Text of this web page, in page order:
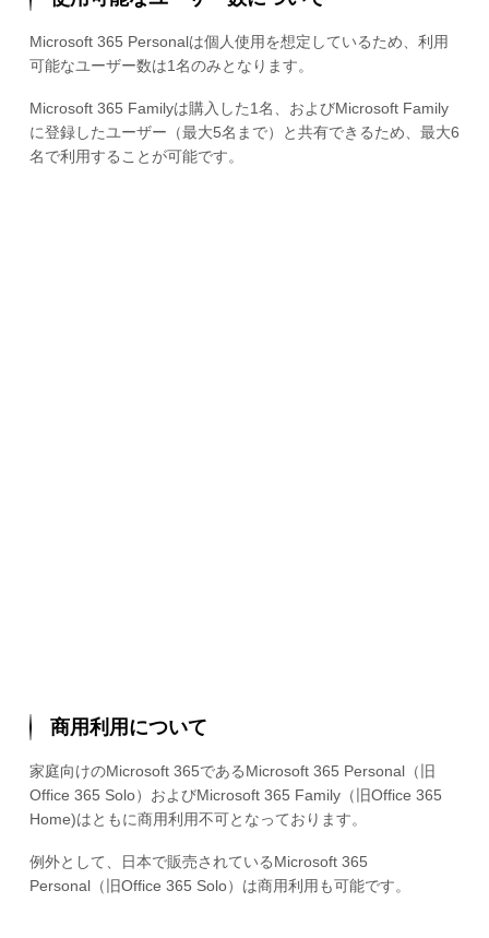
Microsoft 365 Personalは個人使用を想定しているため、利用
可能なユーザー数は1名のみとなります。
Microsoft 365 Familyは購入した1名、およびMicrosoft Family
に登録したユーザー（最大5名まで）と共有できるため、最大6
名で利用することが可能です。
商用利用について
家庭向けのMicrosoft 365であるMicrosoft 365 Personal（旧
Office 365 Solo）およびMicrosoft 365 Family（旧Office 365
Home)はともに商用利用不可となっております。
例外として、日本で販売されているMicrosoft 365
Personal（旧Office 365 Solo）は商用利用も可能です。